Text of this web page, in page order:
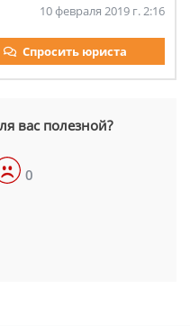
10 февраля 2019 г. 2:16
Спросить юриста
вас полезной?
0